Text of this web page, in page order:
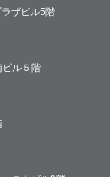
ザビル5階
ル５階